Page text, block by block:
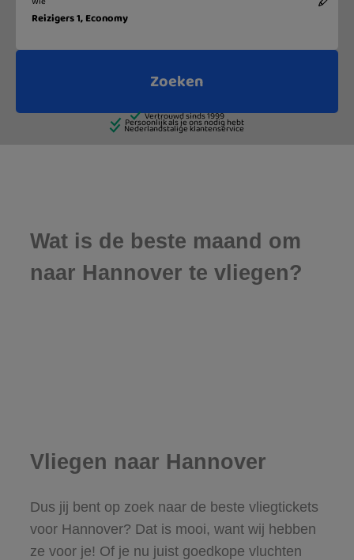
Wat is de beste maand om
naar Hannover te vliegen?
Vliegen naar Hannover
Dus jij bent op zoek naar de beste vliegtickets
voor Hannover? Dat is mooi, want wij hebben
ze voor je! Of je nu juist goedkope vluchten